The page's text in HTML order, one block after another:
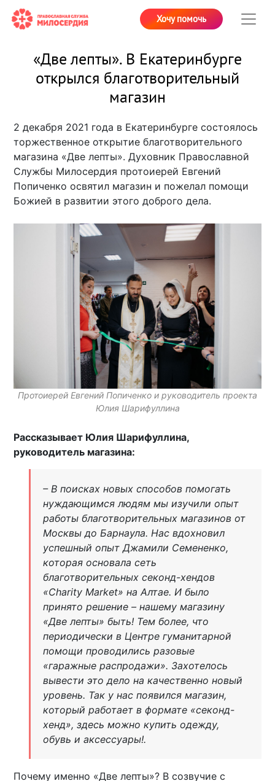
Хочу помочь
«Две лепты». В Екатеринбурге
открылся благотворительный
магазин
2 декабря 2021 года в Екатеринбурге состоялось
торжественное открытие благотворительного
магазина «Две лепты». Духовник Православной
Службы Милосердия протоиерей Евгений
Попиченко освятил магазин и пожелал помощи
Божией в развитии этого доброго дела.
Протоиерей Евгений Попиченко и руководитель проекта
Юлия Шарифуллина
Рассказывает Юлия Шарифуллина,
руководитель магазина:
– В поисках новых способов помогать
нуждающимся людям мы изучили опыт
работы благотворительных магазинов от
Москвы до Барнаула. Нас вдохновил
успешный опыт Джамили Семененко,
которая основала сеть
благотворительных секонд-хендов
«Charity Market» на Алтае. И было
принято решение – нашему магазину
«Две лепты» быть! Тем более, что
периодически в Центре гуманитарной
помощи проводились разовые
«гаражные распродажи». Захотелось
вывести это дело на качественно новый
уровень. Так у нас появился магазин,
который работает в формате «секонд-
хенд», здесь можно купить одежду,
обувь и аксессуары!.
Почему именно «Две лепты»? В созвучие с